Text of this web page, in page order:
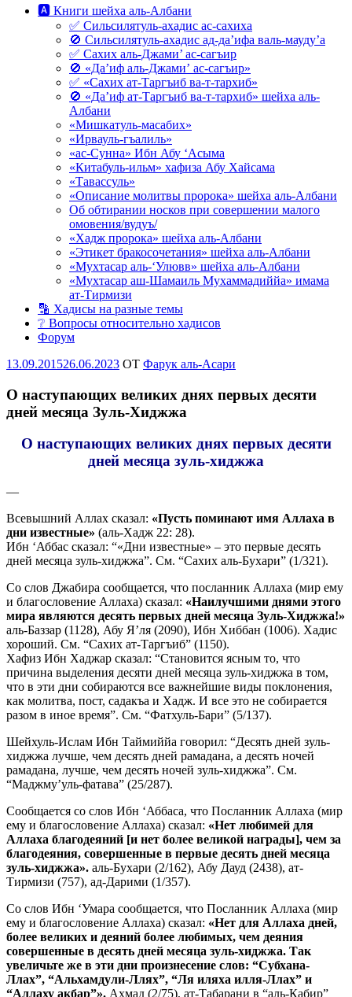
🅰 Книги шейха аль-Албани
✅ Сильсилятуль-ахадис ас-сахиха
🚫 Сильсилятуль-ахадис ад-да’ифа валь-мауду’а
✅ Сахих аль-Джами’ ас-сагъир
🚫 «Да’иф аль-Джами’ ас-сагъир»
✅ «Сахих ат-Таргъиб ва-т-тархиб»
🚫 «Да’иф ат-Таргъиб ва-т-тархиб» шейха аль-
Албани
«Мишкатуль-масабих»
«Ирвауль-гъалиль»
«ас-Сунна» Ибн Абу ‘Асыма
«Китабуль-ильм» хафиза Абу Хайсама
«Тавассуль»
«Описание молитвы пророка» шейха аль-Албани
Об обтирании носков при совершении малого
омовения/вудуъ/
«Хадж пророка» шейха аль-Албани
«Этикет бракосочетания» шейха аль-Албани
«Мухтасар аль-‘Улювв» шейха аль-Албани
«Мухтасар аш-Шамаиль Мухаммадиййа» имама
ат-Тирмизи
🔡 Хадисы на разные темы
❔ Вопросы относительно хадисов
Форум
Опубликовано
13.09.201526.06.2023 OT Фарук аль-Асари
О наступающих великих днях первых десяти
дней месяца Зуль-Хиджжа
О наступающих великих днях первых десяти
дней месяца зуль-хиджжа
—
Всевышний Аллах сказал: «Пусть поминают имя Аллаха в
дни известные» (аль-Хадж 22: 28).
Ибн ‘Аббас сказал: “«Дни известные» – это первые десять
дней месяца зуль-хиджжа”. См. “Сахих аль-Бухари” (1/321).
Со слов Джабира сообщается, что посланник Аллаха (мир ему
и благословение Аллаха) сказал: «Наилучшими днями этого
мира являются десять первых дней месяца Зуль-Хиджжа!»
аль-Баззар (1128), Абу Я’ля (2090), Ибн Хиббан (1006). Хадис
хороший. См. “Сахих ат-Таргъиб” (1150).
Хафиз Ибн Хаджар сказал: “Становится ясным то, что
причина выделения десяти дней месяца зуль-хиджжа в том,
что в эти дни собираются все важнейшие виды поклонения,
как молитва, пост, садакъа и Хадж. И все это не собирается
разом в иное время”. См. “Фатхуль-Бари” (5/137).
Шейхуль-Ислам Ибн Таймиййа говорил: “Десять дней зуль-
хиджжа лучше, чем десять дней рамадана, а десять ночей
рамадана, лучше, чем десять ночей зуль-хиджжа”. См.
“Маджму’уль-фатава” (25/287).
Сообщается со слов Ибн ‘Аббаса, что Посланник Аллаха (мир
ему и благословение Аллаха) сказал: «Нет любимей для
Аллаха благодеяний [и нет более великой награды], чем за
благодеяния, совершенные в первые десять дней месяца
зуль-хиджжа». аль-Бухари (2/162), Абу Дауд (2438), ат-
Тирмизи (757), ад-Дарими (1/357).
Со слов Ибн ‘Умара сообщается, что Посланник Аллаха (мир
ему и благословение Аллаха) сказал: «Нет для Аллаха дней,
более великих и деяний более любимых, чем деяния
совершенные в десять дней месяца зуль-хиджжа. Так
увеличьте же в эти дни произнесение слов: “Субхана-
Ллах”, “Альхамдули-Ллях”, “Ля иляха илля-Ллах” и
“Аллаху акбар”». Ахмад (2/75), ат-Табарани в “аль-Кабир”